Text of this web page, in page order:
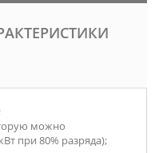
можно
при 80% разряда);